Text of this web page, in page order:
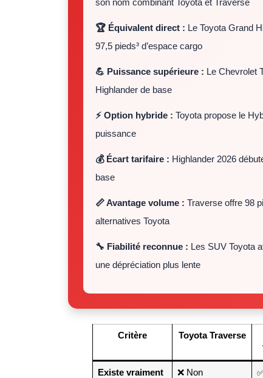
🏆 Équivalent direct : Le Toyota Grand
97,5 pieds³ d’espace cargo
💪 Puissance supérieure : Le Chevrolet
Highlander de base
⚡ Option hybride : Toyota propose le
puissance
💰 Écart tarifaire : Highlander 2026
base
📏 Avantage volume : Traverse offre 98
alternatives Toyota
🔧 Fiabilité reconnue : Les SUV Toyota
une dépréciation plus lente
Critère Toyota Traverse
Existe vraiment
❌ Non